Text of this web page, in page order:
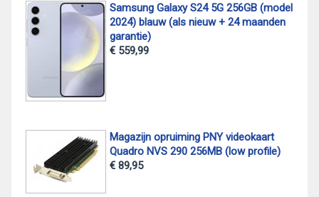
Samsung Galaxy S24 5G 256GB (model
2024) blauw (als nieuw + 24 maanden
garantie)
€ 559,99
Magazijn opruiming PNY videokaart
Quadro NVS 290 256MB (low profile)
€ 89,95